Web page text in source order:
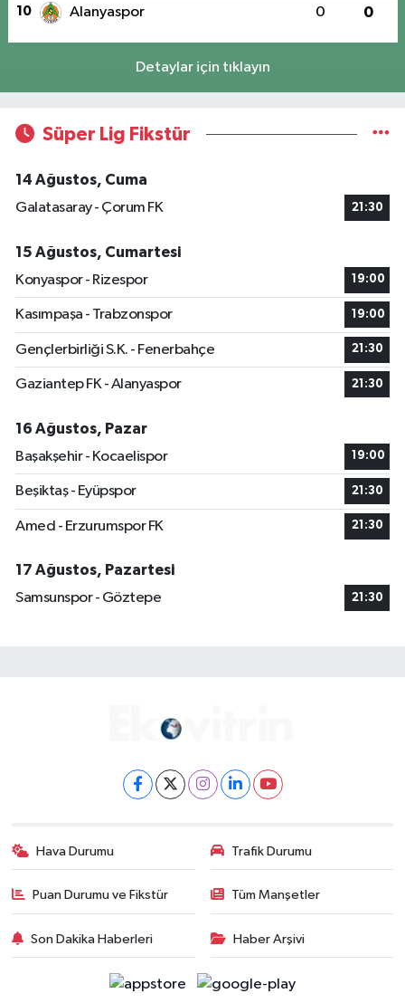
10 Alanyaspor 0 0
Detaylar için tıklayın
Süper Lig Fikstür
14 Ağustos, Cuma
Galatasaray - Çorum FK
21:30
15 Ağustos, Cumartesi
Konyaspor - Rizespor
19:00
Kasımpaşa - Trabzonspor 19:00
Gençlerbirliği S.K. - Fenerbahçe 21:30
Gaziantep FK - Alanyaspor 21:30
16 Ağustos, Pazar
Başakşehir - Kocaelispor
19:00
Beşiktaş - Eyüpspor 21:30
Amed - Erzurumspor FK 21:30
17 Ağustos, Pazartesi
Samsunspor - Göztepe
21:30
Hava Durumu Trafik Durumu
Puan Durumu ve Fikstür Tüm Manşetler
Son Dakika Haberleri Haber Arşivi